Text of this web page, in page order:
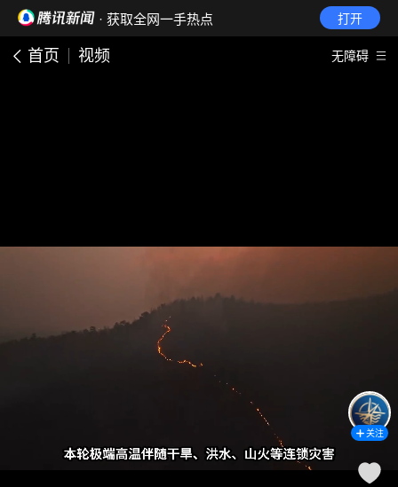
· 获取全网一手热点 打开
首页 视频 无障碍
关注